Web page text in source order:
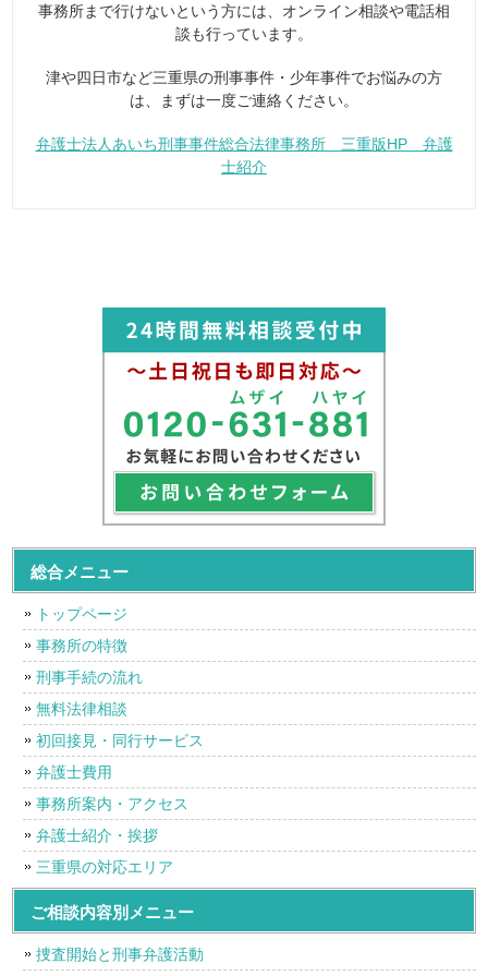
事務所まで行けないという方には、オンライン相談や電話相
談も行っています。
津や四日市など三重県の刑事事件・少年事件でお悩みの方
は、まずは一度ご連絡ください。
弁護士法人あいち刑事事件総合法律事務所 三重版HP 弁護
士紹介
総合メニュー
トップページ
事務所の特徴
刑事手続の流れ
無料法律相談
初回接見・同行サービス
弁護士費用
事務所案内・アクセス
弁護士紹介・挨拶
三重県の対応エリア
ご相談内容別メニュー
捜査開始と刑事弁護活動